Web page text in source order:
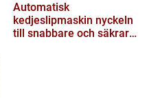
Automatisk
kedjeslipmaskin nyckeln
till snabbare och säkrare